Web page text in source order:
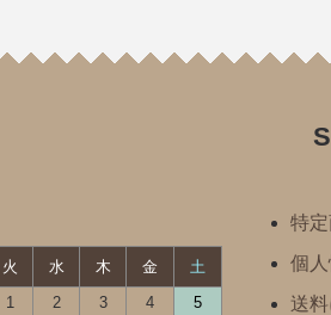
火 水 木 金
土
1
2 3 4
5
特
個
送